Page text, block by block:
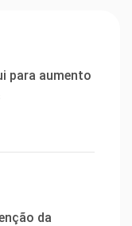
para aumento
da